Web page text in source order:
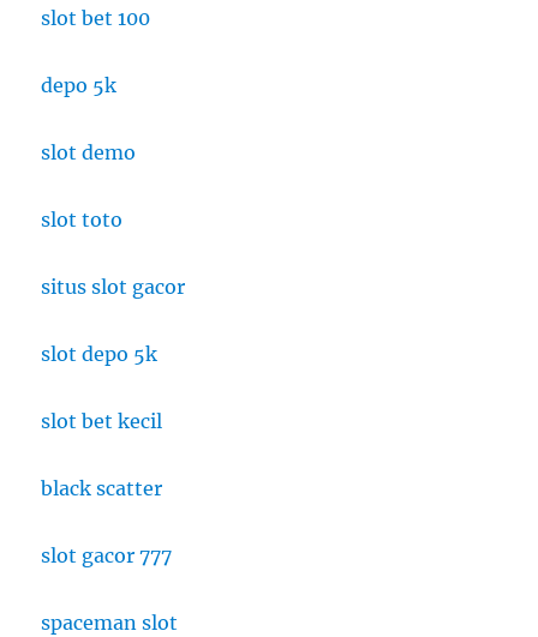
slot bet 100
depo 5k
slot demo
slot toto
situs slot gacor
slot depo 5k
slot bet kecil
black scatter
slot gacor 777
spaceman slot